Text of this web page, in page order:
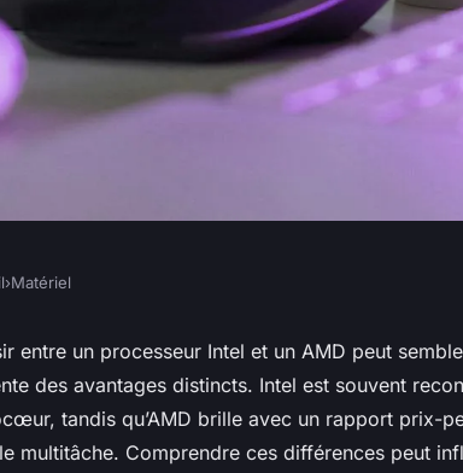
processeurs
›Matériel
entre un processeur Intel et un AMD peut
des avantages distincts. Intel est souvent
tandis qu’AMD brille avec un rapport prix-
multitâche. Comprendre ces différences peut